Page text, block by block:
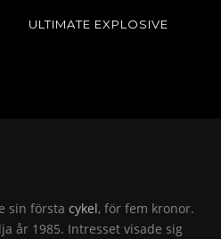
ULTIMATE EXPLOSIVE
sin förstacykel, för fem kronor.
år 1985. Intresset visade sig